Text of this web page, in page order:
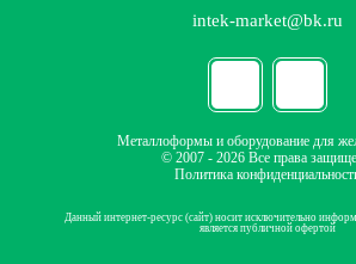
intek-market@bk.ru
Металлоформы и оборудование для
© 2007 - 2026 Все права
Политика
Данный интернет-ресурс (сайт) носит исключительно
является публичной офертой